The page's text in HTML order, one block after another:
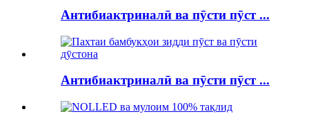
Антибиактриналӣ ва пӯсти пӯст ...
Антибиактриналӣ ва пӯсти пӯст ...